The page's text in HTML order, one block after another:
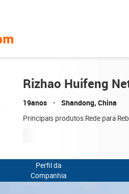
Rizhao Huifeng
19anos Shandong, China
Principais produtos:Rede para
Perfil da
Companhia